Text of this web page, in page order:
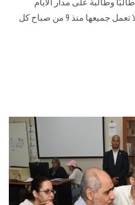
التنسيق، حيث توافد أكثر من 4500 طالبًا وطالبة على مدار الأيام
الماضية، حيث تم تخصيص 14 معملًا تعمل جميعها منذ 9 من صباح كل